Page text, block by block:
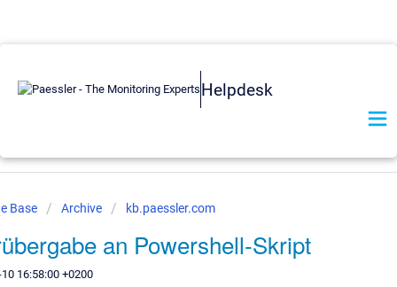
Helpdesk
Base Archive kb.paessler.com
an Powershell-Skript
16:58:00 +0200